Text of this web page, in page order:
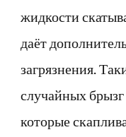
жидкости
даёт
загрязнения.
случайных
которые